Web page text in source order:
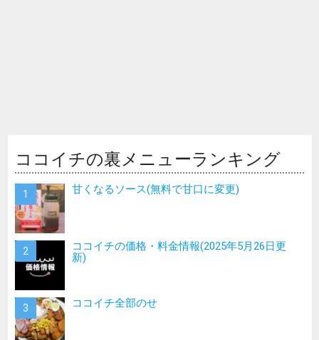
ココイチの裏メニューランキング
甘くなるソース(無料で甘口に変更)
ココイチの価格・料金情報(2025年5月26日更
新)
ココイチ全部のせ